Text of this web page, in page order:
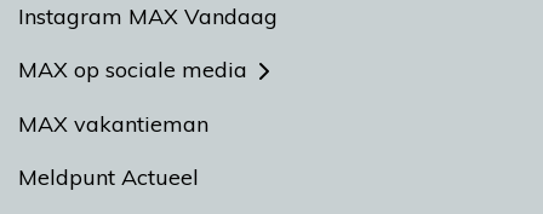
Instagram MAX Vandaag
MAX op sociale media
MAX vakantieman
Meldpunt Actueel